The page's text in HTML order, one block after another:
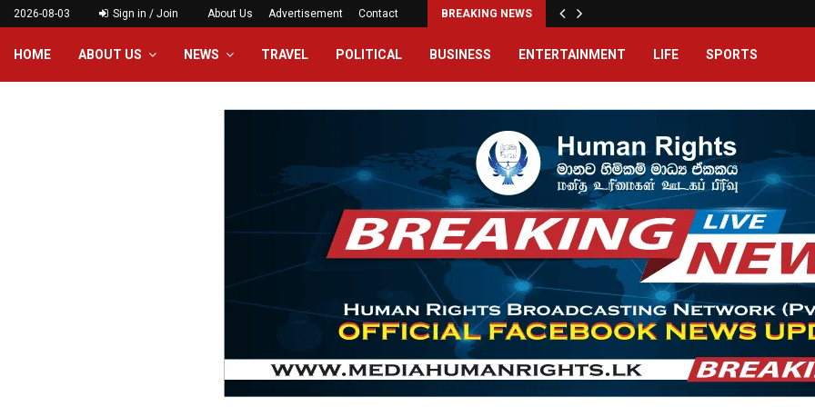
2026-08-03 Sign in / Join About Us Advertisement Contact BREAKING NEWS
HOME ABOUT US NEWS TRAVEL POLITICAL BUSINESS ENTERTAINMENT LIFE SPORTS